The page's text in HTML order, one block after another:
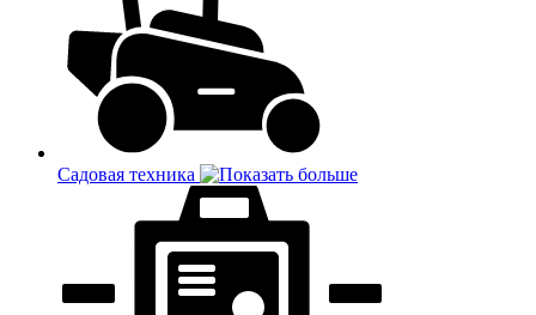
Садовая техника